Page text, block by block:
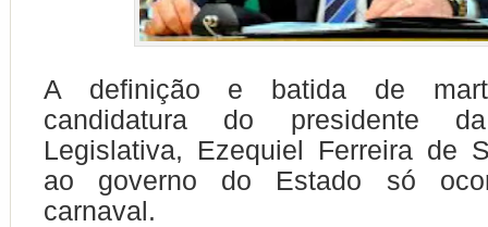
A definição e batida de
candidatura do presidente
Legislativa, Ezequiel Ferreira de
ao governo do Estado só
carnaval.